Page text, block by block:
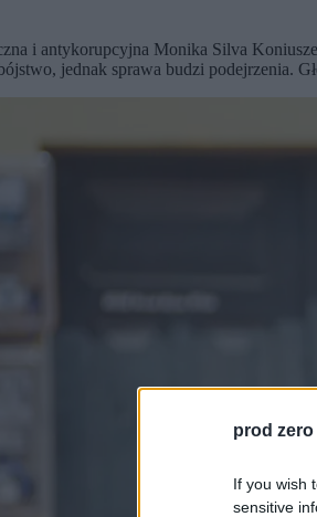
prod zero
If you wish
sensitive
i antykorupcyjna Monika Silva
jednak sprawa budzi podejrzenia.